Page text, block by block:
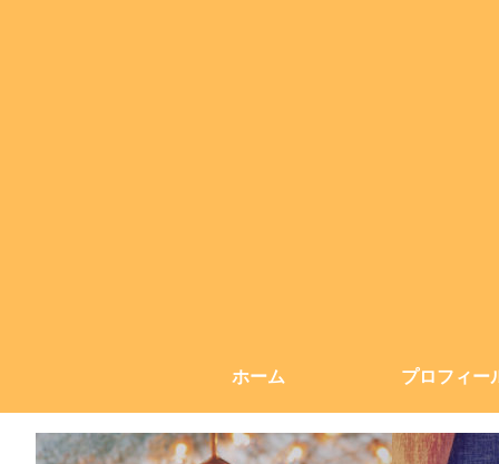
ホーム プロフィー